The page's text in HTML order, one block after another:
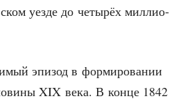
уез­де до четы­рёх мил­ли­о­
эпи­зод в фор­ми­ро­ва­нии
XIX века. В кон­це 1842